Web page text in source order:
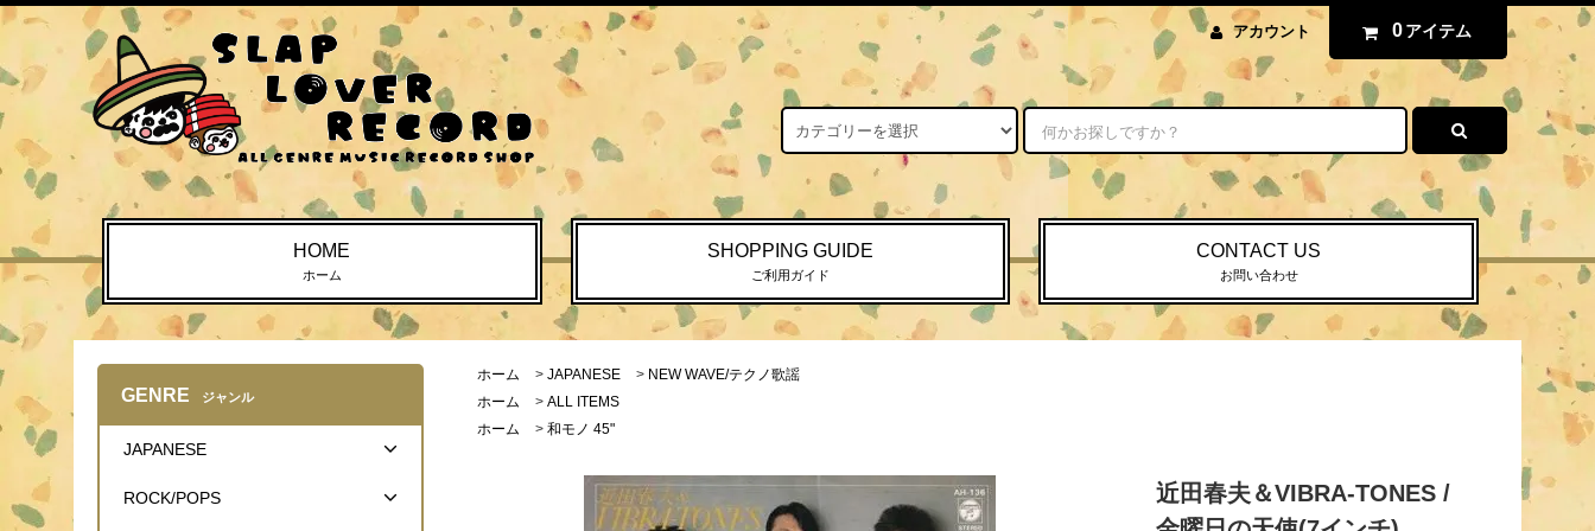
アカウント 0 アイテム
HOME
ホーム
SHOPPING GUIDE
ご利用ガイド
CONTACT US
お問い合わせ
ホーム > JAPANESE > NEW WAVE/テクノ歌謡
ホーム
> ALL ITEMS
ホーム
> 和モノ 45"
近田春夫＆VIBRA-TONES /
GENRE ジャンル
JAPANESE
ROCK/POPS